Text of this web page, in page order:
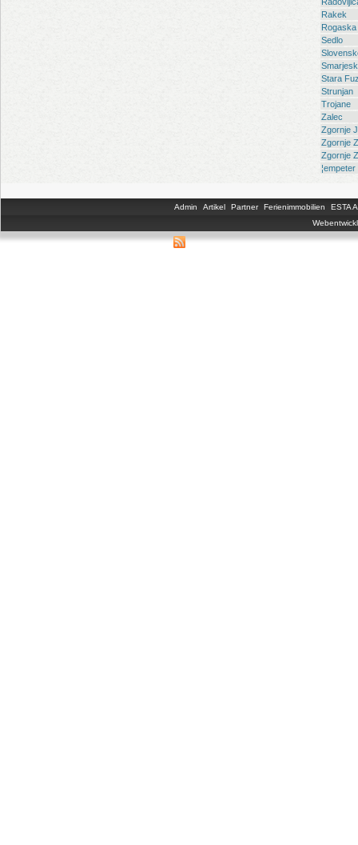
Rakek
Rogaska
Sedlo
Stara
Strunjan
Trojane
Zalec
Zgornje
Zgornje
Zgornje
Admin Artikel Partner Ferienimmobilien
ESTA